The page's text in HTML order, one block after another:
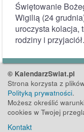
Świętowanie
Wigilią (24
uroczysta kolacja,
rodziny i przyjaciół.
© KalendarzSwiat.pl
Strona korzysta z
Polityką prywatności.
Możesz określić
cookies w Twojej
Kontakt